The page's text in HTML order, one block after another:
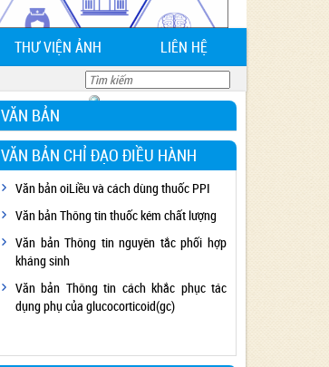
THƯ VIỆN ẢNH LIÊN HỆ
VĂN BẢN
VĂN BẢN CHỈ ĐẠO ĐIỀU HÀNH
Văn bản oiLiều và cách dùng thuốc PPI
Văn bản Thông tin thuốc kém chất lượng
Văn bản Thông tin nguyên tắc phối hợp
kháng sinh
Văn bản Thông tin cách khắc phục tác
dụng phụ của glucocorticoid(gc)